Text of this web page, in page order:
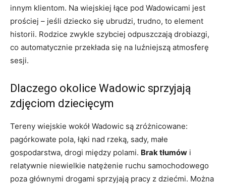
innym klientom. Na wiejskiej łące pod Wadowicami jest
prościej – jeśli dziecko się ubrudzi, trudno, to element
historii. Rodzice zwykle szybciej odpuszczają drobiazgi,
co automatycznie przekłada się na luźniejszą atmosferę
sesji.
Dlaczego okolice Wadowic sprzyjają
zdjęciom dziecięcym
Tereny wiejskie wokół Wadowic są zróżnicowane:
pagórkowate pola, łąki nad rzeką, sady, małe
gospodarstwa, drogi między polami. Brak tłumów i
relatywnie niewielkie natężenie ruchu samochodowego
poza głównymi drogami sprzyjają pracy z dziećmi. Można